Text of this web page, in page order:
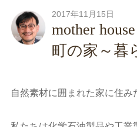
2017年11月15日
mother
町の家～暮
自然素材に囲まれた家に住み